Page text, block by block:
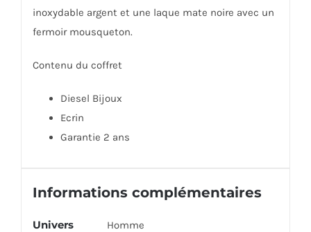
inoxydable argent et une laque mate noire avec un
fermoir mousqueton.
Contenu du coffret
Diesel Bijoux
Ecrin
Garantie 2 ans
Informations complémentaires
Univers Homme